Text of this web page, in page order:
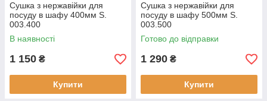
Сушка з нержавійки для
посуду в шафу 400мм S.
003.400
В наявності
1 150 ₴
Купити
Сушка з нержавійки для
посуду в шафу 500мм S.
003.500
Готово до відправки
1 290 ₴
Купити